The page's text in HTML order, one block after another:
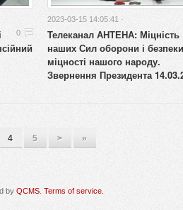
0
2023-03-15 14:05:41 ·
Телеканал АНТЕНА: Міцність
наших Сил оборони і
міцності нашого народу.
Звернення Президента
4 5 > »
by QCMS Terms of service.